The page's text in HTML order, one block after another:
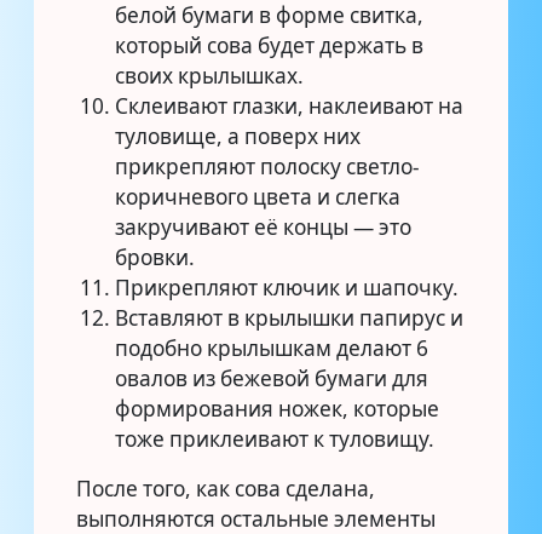
белой бумаги в форме свитка,
который сова будет держать в
своих крылышках.
Склеивают глазки, наклеивают на
туловище, а поверх них
прикрепляют полоску светло-
коричневого цвета и слегка
закручивают её концы — это
бровки.
Прикрепляют ключик и шапочку.
Вставляют в крылышки папирус и
подобно крылышкам делают 6
овалов из бежевой бумаги для
формирования ножек, которые
тоже приклеивают к туловищу.
После того, как сова сделана,
выполняются остальные элементы